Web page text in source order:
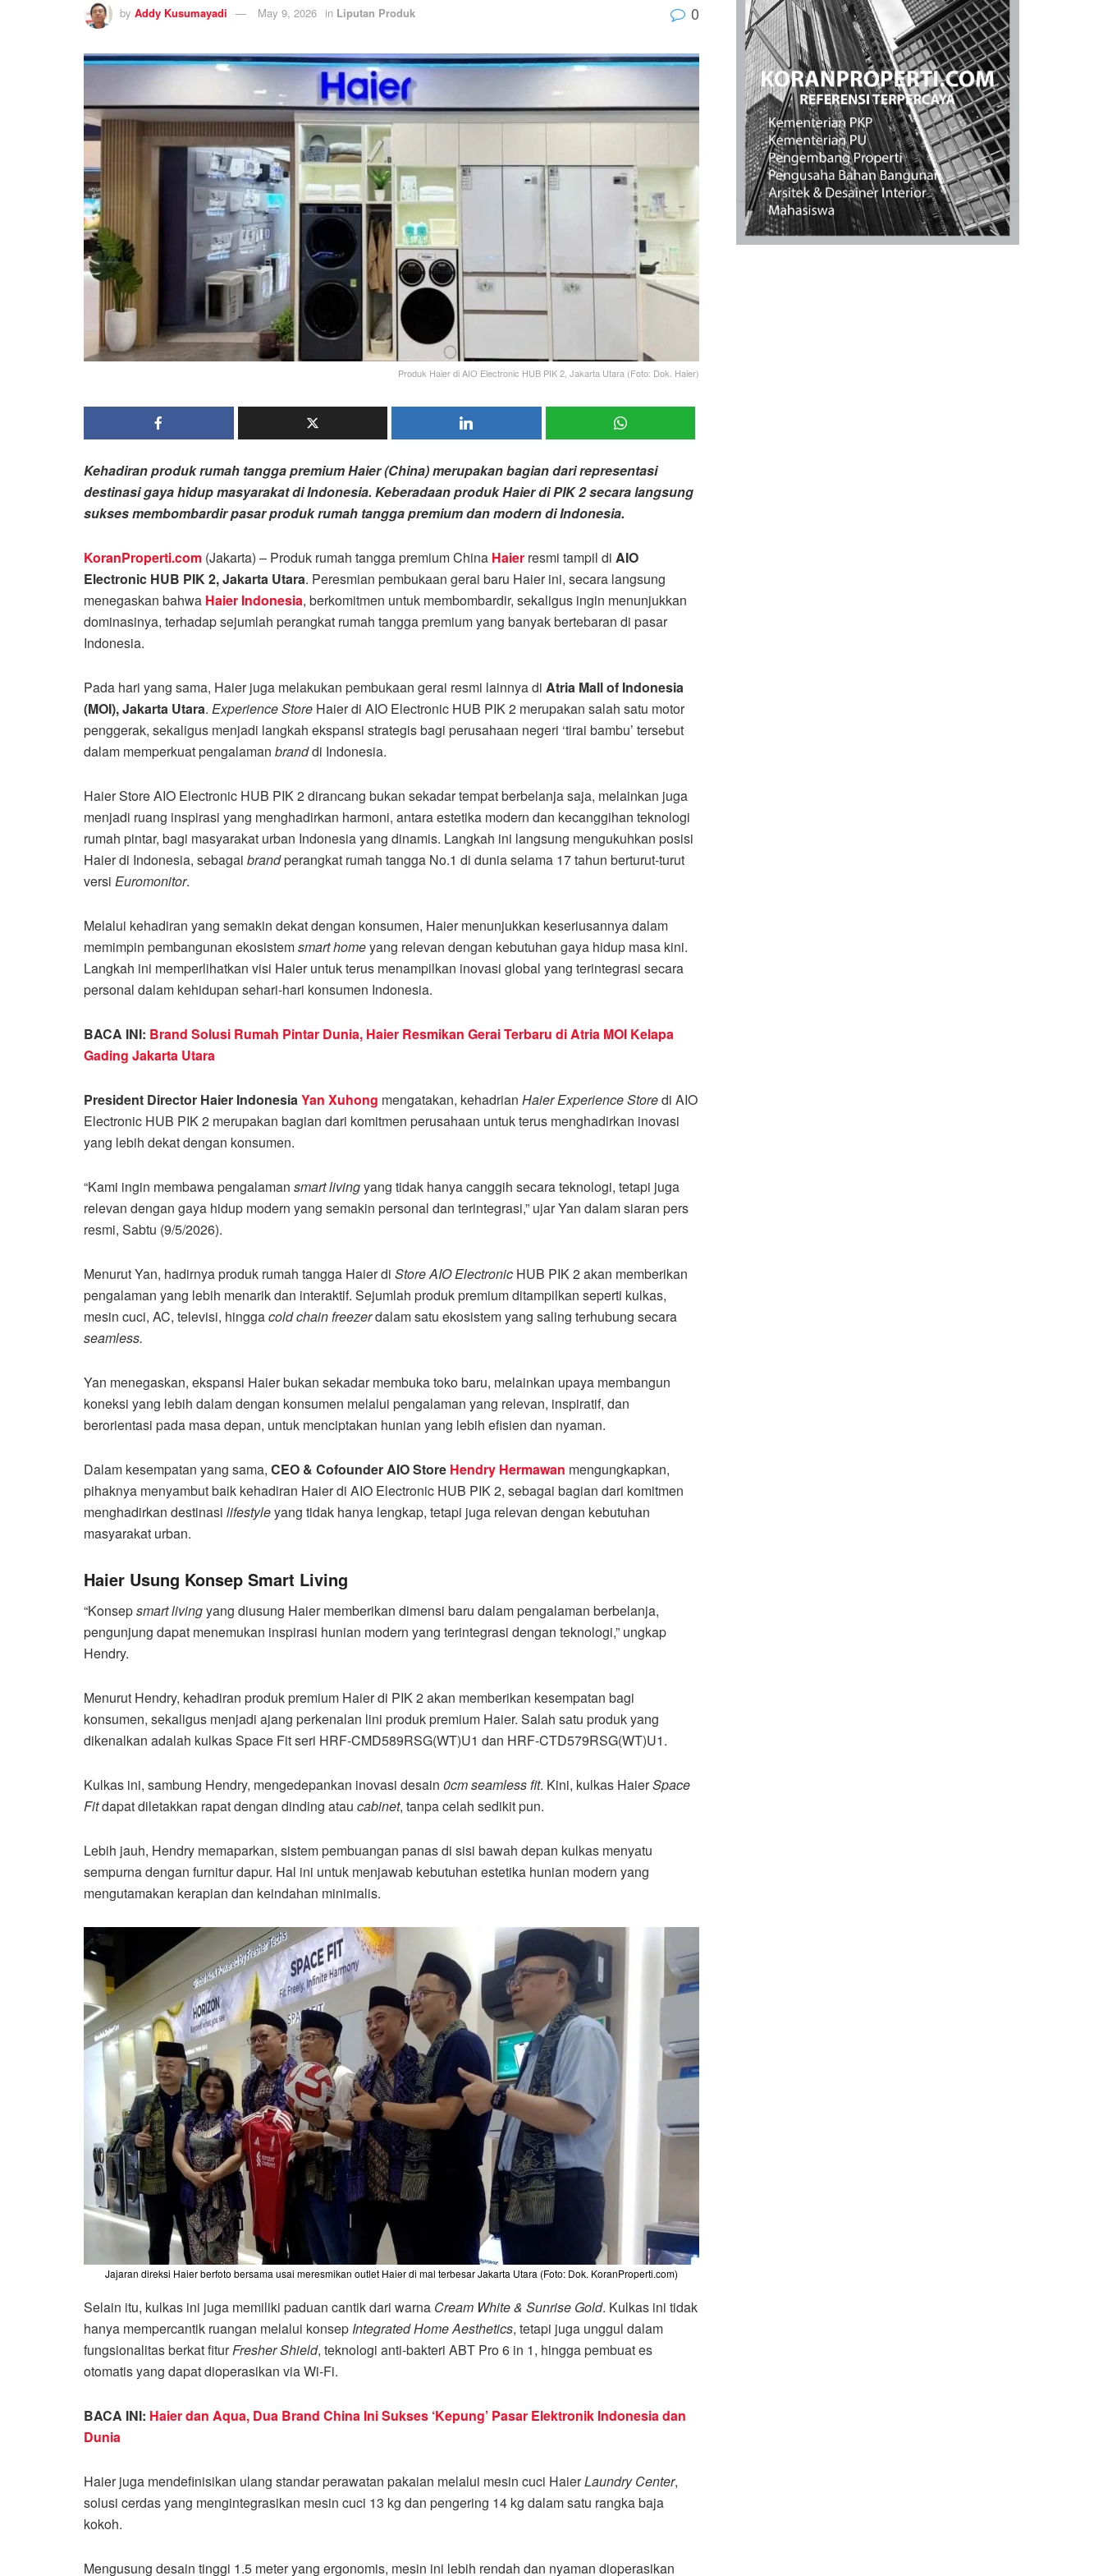
by Addy Kusumayadi May 9, 2026 in Liputan Produk 0
Produk Haier di AIO Electronic HUB PIK 2, Jakarta Utara (Foto: Dok. Haier)
Kehadiran produk rumah tangga premium Haier (China) merupakan bagian dari representasi
destinasi gaya hidup masyarakat di Indonesia. Keberadaan produk Haier di PIK 2 secara langsung
sukses membombardir pasar produk rumah tangga premium dan modern di Indonesia.
KoranProperti.com (Jakarta) – Produk rumah tangga premium China Haier resmi tampil di AIO
Electronic HUB PIK 2, Jakarta Utara. Peresmian pembukaan gerai baru Haier ini, secara langsung
menegaskan bahwa Haier Indonesia, berkomitmen untuk membombardir, sekaligus ingin menunjukkan
dominasinya, terhadap sejumlah perangkat rumah tangga premium yang banyak bertebaran di pasar
Indonesia.
Pada hari yang sama, Haier juga melakukan pembukaan gerai resmi lainnya di Atria Mall of Indonesia
(MOI), Jakarta Utara. Experience Store Haier di AIO Electronic HUB PIK 2 merupakan salah satu motor
penggerak, sekaligus menjadi langkah ekspansi strategis bagi perusahaan negeri ‘tirai bambu’ tersebut
dalam memperkuat pengalaman branddi Indonesia.
Haier Store AIO Electronic HUB PIK 2 dirancang bukan sekadar tempat berbelanja saja, melainkan juga
menjadi ruang inspirasi yang menghadirkan harmoni, antara estetika modern dan kecanggihan teknologi
rumah pintar, bagi masyarakat urban Indonesia yang dinamis. Langkah ini langsung mengukuhkan posisi
Haier di Indonesia, sebagai brandperangkat rumah tangga No.1 di dunia selama 17 tahun berturut-turut
versi Euromonitor.
Melalui kehadiran yang semakin dekat dengan konsumen, Haier menunjukkan keseriusannya dalam
memimpin pembangunan ekosistemsmart homeyang relevan dengan kebutuhan gaya hidup masa kini.
Langkah ini memperlihatkan visi Haier untuk terus menampilkan inovasi global yang terintegrasi secara
personal dalam kehidupan sehari-hari konsumen Indonesia.
BACA INI: Brand Solusi Rumah Pintar Dunia, Haier Resmikan Gerai Terbaru di Atria MOI Kelapa
Gading Jakarta Utara
President Director Haier IndonesiaYan Xuhong mengatakan, kehadrian Haier Experience Storedi AIO
Electronic HUB PIK 2 merupakan bagian dari komitmen perusahaan untuk terus menghadirkan inovasi
yang lebih dekat dengan konsumen.
“Kami ingin membawa pengalaman smart livingyang tidak hanya canggih secara teknologi, tetapi juga
relevan dengan gaya hidup modern yang semakin personal dan terintegrasi,” ujar Yan dalam siaran pers
resmi, Sabtu (9/5/2026).
Menurut Yan, hadirnya produk rumah tangga Haier di Store AIO Electronic HUB PIK 2 akan memberikan
pengalaman yang lebih menarik dan interaktif. Sejumlah produk premium ditampilkan seperti kulkas,
mesin cuci, AC, televisi, hinggacold chain freezerdalam satu ekosistem yang saling terhubung secara
seamless.
Yan menegaskan, ekspansi Haier bukan sekadar membuka toko baru, melainkan upaya membangun
koneksi yang lebih dalam dengan konsumen melalui pengalaman yang relevan, inspiratif, dan
berorientasi pada masa depan, untuk menciptakan hunian yang lebih efisien dan nyaman.
Dalam kesempatan yang sama, CEO & Cofounder AIO Store Hendry Hermawan mengungkapkan,
pihaknya menyambut baik kehadiran Haier di AIO Electronic HUB PIK 2, sebagai bagian dari komitmen
menghadirkan destinasi lifestyleyang tidak hanya lengkap, tetapi juga relevan dengan kebutuhan
masyarakat urban.
Haier Usung Konsep Smart Living
“Konsepsmart livingyang diusung Haier memberikan dimensi baru dalam pengalaman berbelanja,
pengunjung dapat menemukan inspirasi hunian modern yang terintegrasi dengan teknologi,” ungkap
Hendry.
Menurut Hendry, kehadiran produk premium Haier di PIK 2 akan memberikan kesempatan bagi
konsumen, sekaligus menjadi ajang perkenalan lini produk premium Haier. Salah satu produk yang
dikenalkan adalah kulkas Space Fit seri HRF-CMD589RSG(WT)U1 dan HRF-CTD579RSG(WT)U1.
Kulkas ini, sambung Hendry, mengedepankan inovasi desain 0cm seamless fit. Kini, kulkas HaierSpace
Fitdapat diletakkan rapat dengan dinding atau cabinet, tanpa celah sedikit pun.
Lebih jauh, Hendry memaparkan, sistem pembuangan panas di sisi bawah depan kulkas menyatu
sempurna dengan furnitur dapur. Hal ini untuk menjawab kebutuhan estetika hunian modern yang
mengutamakan kerapian dan keindahan minimalis.
Jajaran direksi Haier berfoto bersama usai meresmikan outlet Haier di mal terbesar Jakarta Utara (Foto: Dok. KoranProperti.com)
Selain itu, kulkas ini juga memiliki paduan cantik dari warna Cream White & Sunrise Gold. Kulkas ini tidak
hanya mempercantik ruangan melalui konsep Integrated Home Aesthetics, tetapi juga unggul dalam
fungsionalitas berkat fiturFresher Shield, teknologi anti-bakteri ABT Pro 6 in 1, hingga pembuat es
otomatis yang dapat dioperasikan via Wi-Fi.
BACA INI: Haier dan Aqua, Dua Brand China Ini Sukses ‘Kepung’ Pasar Elektronik Indonesia dan
Dunia
Haier juga mendefinisikan ulang standar perawatan pakaian melalui mesin cuci HaierLaundry Center,
solusi cerdas yang mengintegrasikan mesin cuci 13 kg dan pengering 14 kg dalam satu rangka baja
kokoh.
Mengusung desain tinggi 1.5 meter yang ergonomis, mesin ini lebih rendah dan nyaman dioperasikan